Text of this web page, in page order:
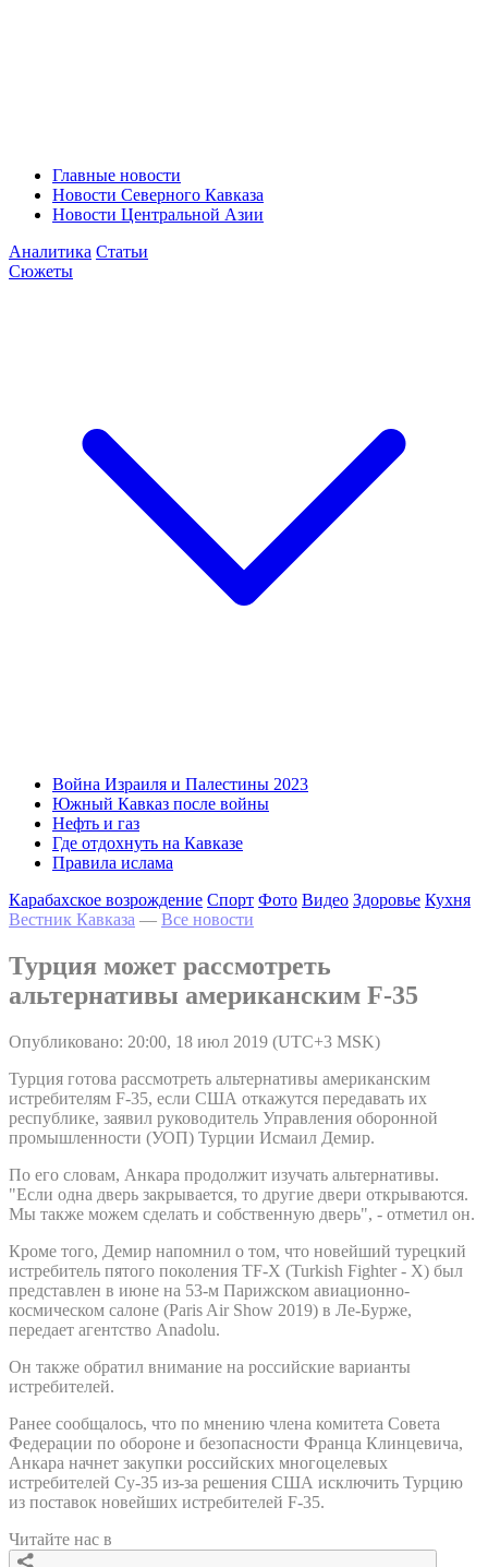
Главные новости
Новости Северного Кавказа
Новости Центральной Азии
Аналитика Статьи
Сюжеты
Война Израиля и Палестины 2023
Южный Кавказ после войны
Нефть и газ
Где отдохнуть на Кавказе
Правила ислама
Карабахское возрождение Спорт Фото Видео Здоровье Кухня
Вестник Кавказа — Все новости
Турция может рассмотреть
альтернативы американским F-35
Опубликовано: 20:00, 18 июл 2019 (UTC+3 MSK)
Турция готова рассмотреть альтернативы американским
истребителям F-35, если США откажутся передавать их
республике, заявил руководитель Управления оборонной
промышленности (УОП) Турции Исмаил Демир.
По его словам, Анкара продолжит изучать альтернативы.
"Если одна дверь закрывается, то другие двери открываются.
Мы также можем сделать и собственную дверь", - отметил он.
Кроме того, Демир напомнил о том, что новейший турецкий
истребитель пятого поколения TF-X (Turkish Fighter - X) был
представлен в июне на 53-м Парижском авиационно-
космическом салоне (Paris Air Show 2019) в Ле-Бурже,
передает агентство Anadolu.
Он также обратил внимание на российские варианты
истребителей.
Ранее сообщалось, что по мнению члена комитета Совета
Федерации по обороне и безопасности Франца Клинцевича,
Анкара начнет закупки российских многоцелевых
истребителей Су-35 из-за решения США исключить Турцию
из поставок новейших истребителей F-35.
Читайте нас в